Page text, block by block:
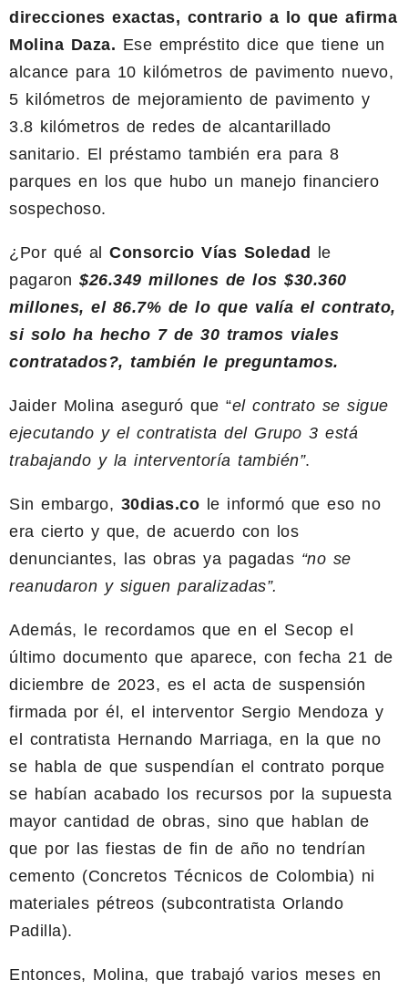
direcciones exactas, contrario a lo que afirma
Molina Daza. Ese empréstito dice que tiene un
alcance para 10 kilómetros de pavimento nuevo,
5 kilómetros de mejoramiento de pavimento y
3.8 kilómetros de redes de alcantarillado
sanitario. El préstamo también era para 8
parques en los que hubo un manejo financiero
sospechoso.
¿Por qué al Consorcio Vías Soledad
le
pagaron $26.349 millones de los $30.360
millones, el 86.7% de lo que valía el contrato,
si solo ha hecho 7 de 30 tramos viales
contratados?, también le preguntamos.
Jaider Molina aseguró que “el contrato se sigue
ejecutando y el contratista del Grupo 3 está
trabajando y la interventoría también”.
Sin embargo, 30dias.co le informó que eso no
era cierto y que, de acuerdo con los
denunciantes, las obras ya pagadas “no se
reanudaron y siguen paralizadas”.
Además, le recordamos que en el Secop el
último documento que aparece, con fecha 21 de
diciembre de 2023, es el acta de suspensión
firmada por él, el interventor Sergio Mendoza y
el contratista Hernando Marriaga, en la que no
se habla de que suspendían el contrato porque
se habían acabado los recursos por la supuesta
mayor cantidad de obras, sino que hablan de
que por las fiestas de fin de año no tendrían
cemento (Concretos Técnicos de Colombia) ni
materiales pétreos (subcontratista Orlando
Padilla).
Entonces, Molina, que trabajó varios meses en